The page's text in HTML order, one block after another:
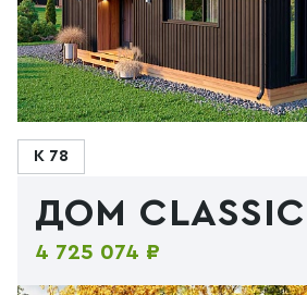
К 78
ДОМ CLASSIC
4 725 074 ₽